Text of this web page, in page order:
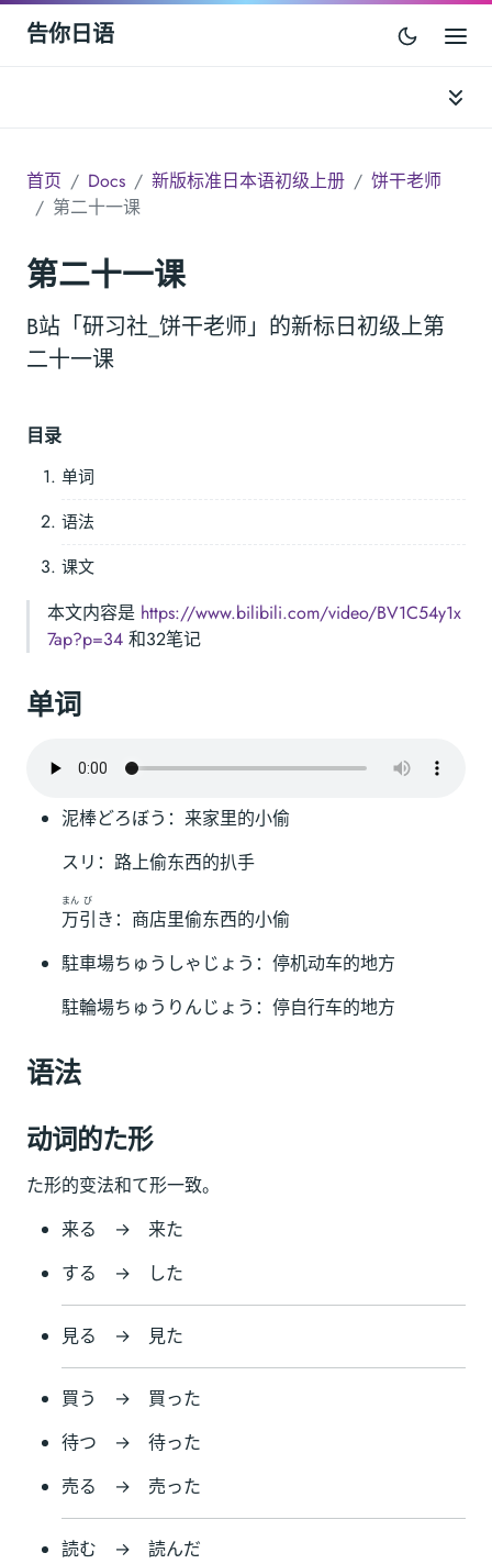
告你日语
首页 Docs 新版标准日本语初级上册
饼干老师
第二十一课
第二十一课
B站「研习社_饼干老师」的新标日初级上第
二十一课
目录
单词
语法
课文
本文内容是 https://www.bilibili.com/video/BV1C54y1x
7ap?p=34 和32笔记
单词
泥棒どろぼう：来家里的小偷
スリ：路上偷东西的扒手
万
まん
引
び
き：商店里偷东西的小偷
駐車場ちゅうしゃじょう：停机动车的地方
駐輪場ちゅうりんじょう：停自行车的地方
语法
动词的た形
た形的变法和て形一致。
来る → 来た
する → した
見る → 見た
買う → 買った
待つ → 待った
売る → 売った
読む → 読んだ